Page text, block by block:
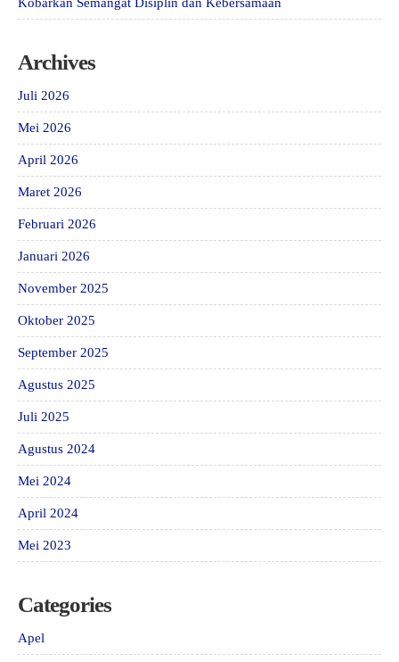
Archives
Juli 2026
Mei 2026
April 2026
Maret 2026
Februari 2026
Januari 2026
November 2025
Oktober 2025
September 2025
Agustus 2025
Juli 2025
Agustus 2024
Mei 2024
April 2024
Mei 2023
Categories
Apel